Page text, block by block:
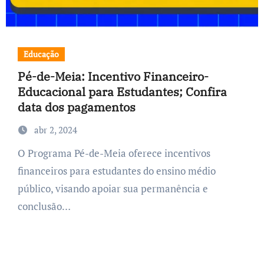
Educação
Pé-de-Meia: Incentivo Financeiro-
Educacional para Estudantes; Confira
data dos pagamentos
abr 2, 2024
O Programa Pé-de-Meia oferece incentivos
financeiros para estudantes do ensino médio
público, visando apoiar sua permanência e
conclusão…